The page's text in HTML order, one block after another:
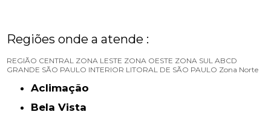
Regiões onde a atende :
REGIÃO CENTRAL ZONA LESTE ZONA OESTE ZONA SUL ABCD
GRANDE SÃO PAULO INTERIOR LITORAL DE SÃO PAULO Zona Norte
Aclimação
Bela Vista